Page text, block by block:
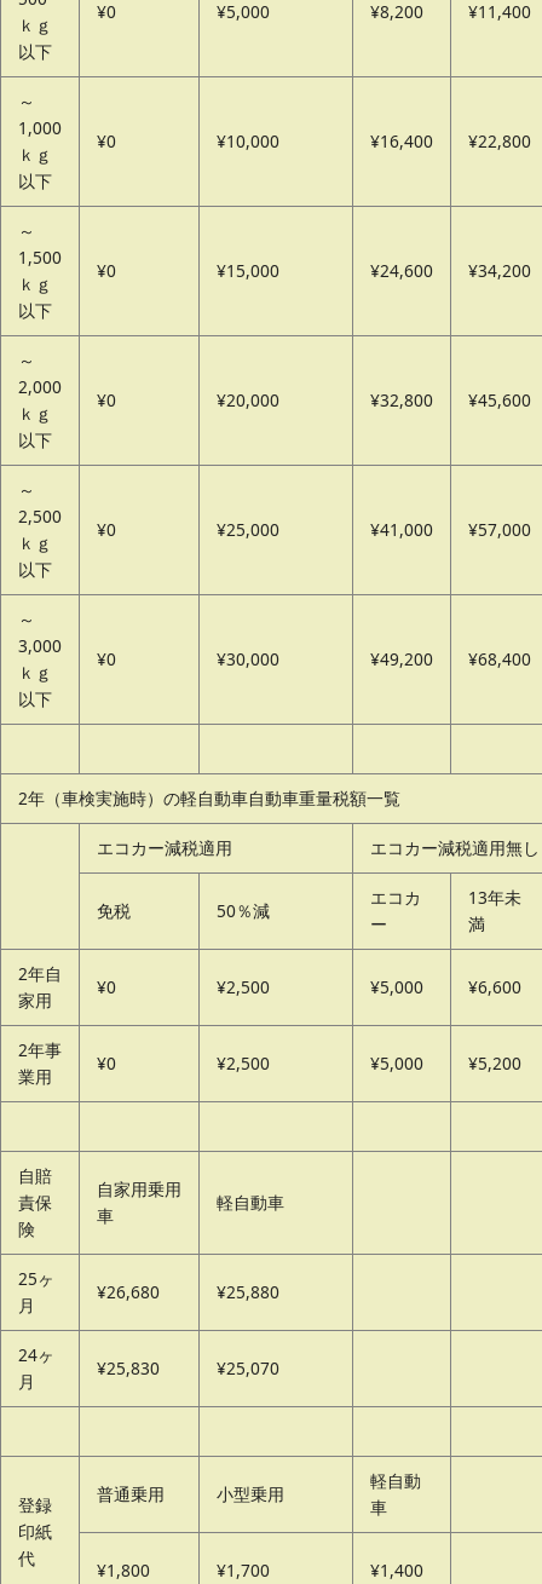
ｋｇ
以下
¥0 ¥5,000 ¥8,200 ¥11,400
～
1,000
ｋｇ
以下
¥0 ¥10,000 ¥16,400 ¥22,800
～
1,500
ｋｇ
以下
¥0 ¥15,000 ¥24,600 ¥34,200
～
2,000
ｋｇ
以下
¥0 ¥20,000 ¥32,800 ¥45,600
～
2,500
ｋｇ
以下
¥0 ¥25,000 ¥41,000 ¥57,000
～
3,000
ｋｇ
以下
¥0 ¥30,000 ¥49,200 ¥68,400
2年（車検実施時）の軽自動車自動車重量税額一覧
エコカー減税適用 エコカー減税適用無し
免税 50％減
エコカ
ー
13年未
満
2年自
家用
¥0 ¥2,500 ¥5,000 ¥6,600
2年事
業用
¥0 ¥2,500 ¥5,000 ¥5,200
自賠
責保
険
自家用乗用
車
軽自動車
25ヶ
月
¥26,680 ¥25,880
24ヶ
月
¥25,830 ¥25,070
登録
印紙
代
普通乗用 小型乗用
軽自動
車
¥1,800 ¥1,700 ¥1,400